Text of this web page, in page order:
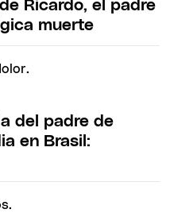
Ricardo, el padre
muerte
del padre de
en Brasil: